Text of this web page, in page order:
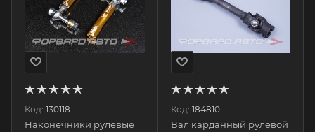
Код: 130118
Наконечники рулевые
Код: 184810
Вал карданный рулевой